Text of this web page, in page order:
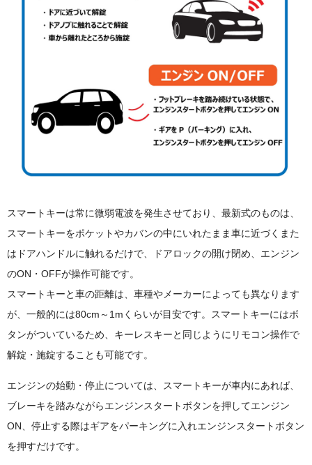
スマートキーは常に微弱電波を発生させており、最新式のものは、
スマートキーをポケットやカバンの中にいれたまま車に近づくまた
はドアハンドルに触れるだけで、ドアロックの開け閉め、エンジン
のON・OFFが操作可能です。
スマートキーと車の距離は、車種やメーカーによっても異なります
が、一般的には80cm～1mくらいが目安です。スマートキーにはボ
タンがついているため、キーレスキーと同じようにリモコン操作で
解錠・施錠することも可能です。
エンジンの始動・停止については、スマートキーが車内にあれば、
ブレーキを踏みながらエンジンスタートボタンを押してエンジン
ON、停止する際はギアをパーキングに入れエンジンスタートボタン
を押すだけです。